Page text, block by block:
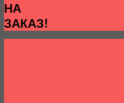
НА
ЗАКАЗ!